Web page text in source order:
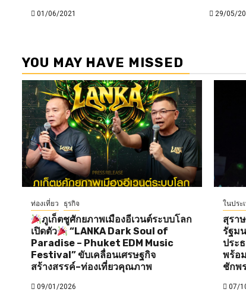
01/06/2021 29/05/
YOU MAY HAVE MISSED
ท่องเที่ยว ธุรกิจ
ภูเก็ตชูศักยภาพเมืองอีเวนต์ระบบโลก
เปิดตัว
“LANKA Dark Soul of
Paradise – Phuket EDM Music
Festival” ขับเคลื่อนเศรษฐกิจ
สร้างสรรค์–ท่องเที่ยวคุณภาพ
09/01/2026
ในประ
สุรา
รัฐม
ประ
พร้อ
ชักพ
07/